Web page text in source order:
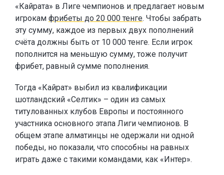
«Кайрата» в Лиге чемпионов и предлагает новым
игрокам фрибеты до 20 000 тенге. Чтобы забрать
эту сумму, каждое из первых двух пополнений
счёта должны быть от 10 000 тенге. Если игрок
пополнится на меньшую сумму, тоже получит
фрибет, равный сумме пополнения.
Тогда «Кайрат» выбил из квалификации
шотландский «Селтик» – один из самых
титулованных клубов Европы и постоянного
участника основного этапа Лиги чемпионов. В
общем этапе алматинцы не одержали ни одной
победы, но показали, что способны на равных
играть даже с такими командами, как «Интер».